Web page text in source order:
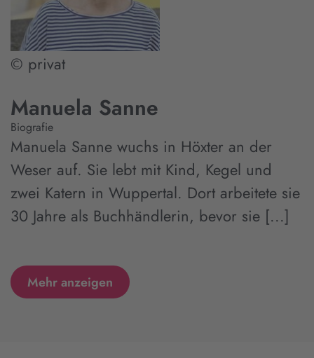
© privat
Manuela Sanne
Biografie
Manuela Sanne wuchs in Höxter an der
Weser auf. Sie lebt mit Kind, Kegel und
zwei Katern in Wuppertal. Dort arbeitete sie
30 Jahre als Buchhändlerin, bevor sie [...]
Mehr anzeigen